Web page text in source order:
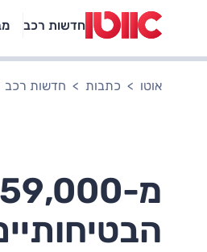
חדשות רכב
אוטו כתבות חדשות רכב